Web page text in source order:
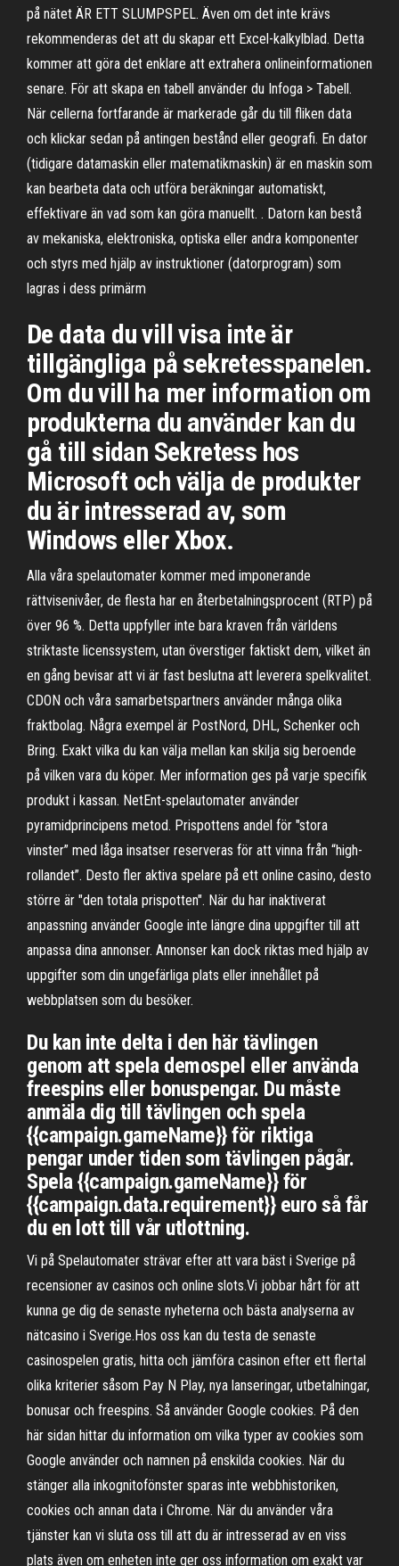
på nätet ÄR ETT SLUMPSPEL. Även om det inte krävs
rekommenderas det att du skapar ett Excel-kalkylblad. Detta
kommer att göra det enklare att extrahera onlineinformationen
senare. För att skapa en tabell använder du Infoga > Tabell.
När cellerna fortfarande är markerade går du till fliken data
och klickar sedan på antingen bestånd eller geografi. En dator
(tidigare datamaskin eller matematikmaskin) är en maskin som
kan bearbeta data och utföra beräkningar automatiskt,
effektivare än vad som kan göra manuellt. . Datorn kan bestå
av mekaniska, elektroniska, optiska eller andra komponenter
och styrs med hjälp av instruktioner (datorprogram) som
lagras i dess primärm
De data du vill visa inte är
tillgängliga på sekretesspanelen.
Om du vill ha mer information om
produkterna du använder kan du
gå till sidan Sekretess hos
Microsoft och välja de produkter
du är intresserad av, som
Windows eller Xbox.
Alla våra spelautomater kommer med imponerande
rättvisenivåer, de flesta har en återbetalningsprocent (RTP) på
över 96 %. Detta uppfyller inte bara kraven från världens
striktaste licenssystem, utan överstiger faktiskt dem, vilket än
en gång bevisar att vi är fast beslutna att leverera spelkvalitet.
CDON och våra samarbetspartners använder många olika
fraktbolag. Några exempel är PostNord, DHL, Schenker och
Bring. Exakt vilka du kan välja mellan kan skilja sig beroende
på vilken vara du köper. Mer information ges på varje specifik
produkt i kassan. NetEnt-spelautomater använder
pyramidprincipens metod. Prispottens andel för "stora
vinster” med låga insatser reserveras för att vinna från “high-
rollandet”. Desto fler aktiva spelare på ett online casino, desto
större är "den totala prispotten". När du har inaktiverat
anpassning använder Google inte längre dina uppgifter till att
anpassa dina annonser. Annonser kan dock riktas med hjälp av
uppgifter som din ungefärliga plats eller innehållet på
webbplatsen som du besöker.
Du kan inte delta i den här tävlingen
genom att spela demospel eller använda
freespins eller bonuspengar. Du måste
anmäla dig till tävlingen och spela
{{campaign.gameName}} för riktiga
pengar under tiden som tävlingen pågår.
Spela {{campaign.gameName}} för
{{campaign.data.requirement}} euro så får
du en lott till vår utlottning.
Vi på Spelautomater strävar efter att vara bäst i Sverige på
recensioner av casinos och online slots.Vi jobbar hårt för att
kunna ge dig de senaste nyheterna och bästa analyserna av
nätcasino i Sverige.Hos oss kan du testa de senaste
casinospelen gratis, hitta och jämföra casinon efter ett flertal
olika kriterier såsom Pay N Play, nya lanseringar, utbetalningar,
bonusar och freespins. Så använder Google cookies. På den
här sidan hittar du information om vilka typer av cookies som
Google använder och namnen på enskilda cookies. När du
stänger alla inkognitofönster sparas inte webbhistoriken,
cookies och annan data i Chrome. När du använder våra
tjänster kan vi sluta oss till att du är intresserad av en viss
plats även om enheten inte ger oss information om exakt var